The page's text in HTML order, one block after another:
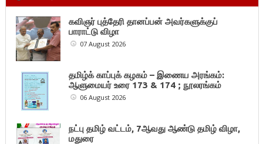
கவிஞர் புத்தேரி தானப்பன் அவர்களுக்குப்
பாராட்டு விழா
07 August 2026
தமிழ்க் காப்புக் கழகம் – இணைய அரங்கம்:
ஆளுமையர் உரை 173 & 174 ; நூலரங்கம்
06 August 2026
நட்பு தமிழ் வட்டம், 7ஆவது ஆண்டு தமிழ் விழா,
மதுரை